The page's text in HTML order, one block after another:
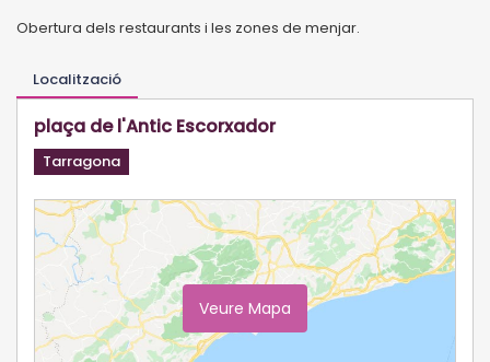
Obertura dels restaurants i les zones de menjar.
Localització
plaça de l'Antic Escorxador
Tarragona
Veure Mapa